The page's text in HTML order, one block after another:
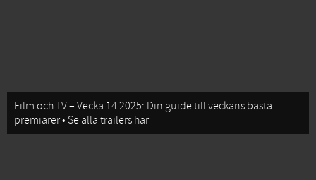
Film och TV – Vecka 14 2025: Din guide till veckans bästa
premiärer • Se alla trailers här